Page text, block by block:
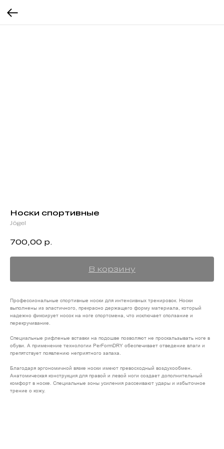
Носки спортивные
Jögel
700,00 р.
В корзину
Профессиональные спортивные носки для интенсивных тренировок. Носки
выполнены из эластичного, прекрасно держащего форму материала, который
надежно фиксирует носок на ноге спортсмена, что исключает сползание и
перекручивание.
Специальные рифленые вставки на подошве позволяют не проскальзывать ноге в
обуви. А применение технологии PerFormDRY обеспечивает отведение влаги и
препятствует появлению неприятного запаха​.
Благодаря эргономичной вязке носки имеют превосходный воздухообмен.
Анатомическая конструкция для правой и левой ноги создает дополнительный
комфорт в носке. Специальные зоны усиления рассеивают удары и избыточное
трение о кожу.